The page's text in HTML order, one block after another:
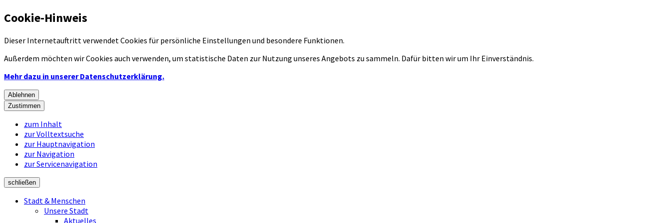
Cookie-Hinweis
Dieser Internetauftritt verwendet Cookies für persönliche Einstellungen und besondere Funktionen.
Außerdem möchten wir Cookies auch verwenden, um statistische Daten zur Nutzung unseres Angebots zu sammeln. Dafür bitten wir um Ihr Einverständnis.
Mehr dazu in unserer Datenschutzerklärung.
Ablehnen
Zustimmen
zum Inhalt
zur Volltextsuche
zur Hauptnavigation
zur Navigation
zur Servicenavigation
schließen
Stadt & Menschen
Unsere Stadt
Aktuelles